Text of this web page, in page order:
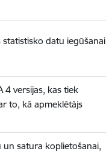
datu iegūšanai
4 versijas, kas tiek
to, kā apmeklētājs
un satura koplietošanai,